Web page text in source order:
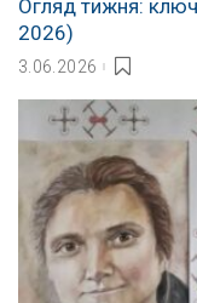
Огляд тижня:
2026)
3.06.2026